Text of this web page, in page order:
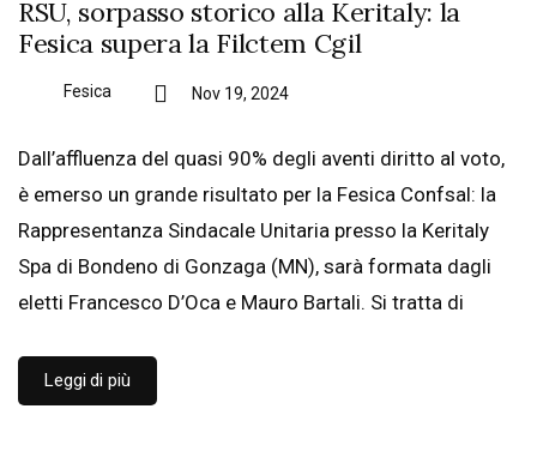
RSU, sorpasso storico alla Keritaly: la
Fesica supera la Filctem Cgil
Fesica Nov 19, 2024
Dall’affluenza del quasi 90% degli aventi diritto al voto,
è emerso un grande risultato per la Fesica Confsal: la
Rappresentanza Sindacale Unitaria presso la Keritaly
Spa di Bondeno di Gonzaga (MN), sarà formata dagli
eletti Francesco D’Oca e Mauro Bartali. Si tratta di
Leggi di più